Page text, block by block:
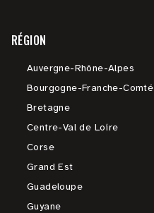
RÉGION
Auvergne-Rhône-Alpes
Bourgogne-Franche-Comté
Bretagne
Centre-Val de Loire
Corse
Grand Est
Guadeloupe
Guyane